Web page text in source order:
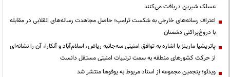
عسلک شیرین دریافت می‌کنند
اعتراف رسانه‌های خارجی به شکست ترامپ؛ حاصل مجاهدت رسانه‌های انقلابی در مقابله
با دروغ‌پراکنی دشمنان
پاتریشیا مارینز با اشاره به توافق امنیتی سه‌جانبه ریاض، اسلام‌آباد و آنکارا، آن را نشانه‌ای
از حرکت کشورهای منطقه به سمت ترتیبات امنیتی مستقل دانست
ویدئو؛ پنجمین مجموعه از اسناد مربوط به یوفوها منتشر شد